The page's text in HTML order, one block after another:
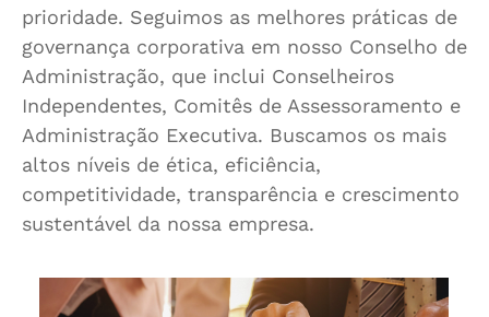
prioridade. Seguimos as melhores práticas de
governança corporativa em nosso Conselho de
Administração, que inclui Conselheiros
Independentes, Comitês de Assessoramento e
Administração Executiva. Buscamos os mais
altos níveis de ética, eficiência,
competitividade, transparência e crescimento
sustentável da nossa empresa.